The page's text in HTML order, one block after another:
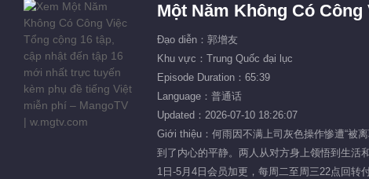
Một Năm Không Có Công
Đạo diễn：郭增友
Khu vực：Trung Quốc đại lục
Episode Duration：65:39
Language：普通话
Updated：2026-07-10 18:26:07
Giới thiệu：何雨因不满上司灰色操作惨遭“被
到了内心的平静。两人从对方身上领悟到生活
1日-5月4日会员加更，每周二至周三22点回转